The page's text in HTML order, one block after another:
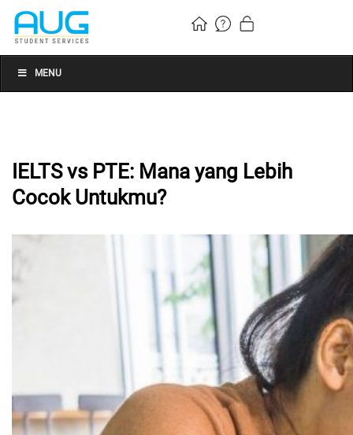
MENU
IELTS vs PTE: Mana yang Lebih
Cocok Untukmu?